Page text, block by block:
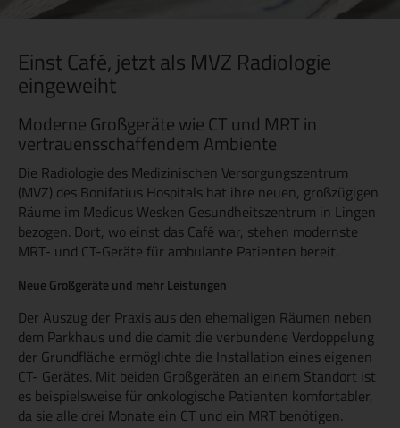
Einst Café, jetzt als MVZ Radiologie
eingeweiht
Moderne Großgeräte wie CT und MRT in
vertrauensschaffendem Ambiente
Die Radiologie des Medizinischen Versorgungszentrum
(MVZ) des Bonifatius Hospitals hat ihre neuen, großzügigen
Räume im Medicus Wesken Gesundheitszentrum in Lingen
bezogen. Dort, wo einst das Café war, stehen modernste
MRT- und CT-Geräte für ambulante Patienten bereit.
Neue Großgeräte und mehr Leistungen
Der Auszug der Praxis aus den ehemaligen Räumen neben
dem Parkhaus und die damit die verbundene Verdoppelung
der Grundfläche ermöglichte die Installation eines eigenen
CT- Gerätes. Mit beiden Großgeräten an einem Standort ist
es beispielsweise für onkologische Patienten komfortabler,
da sie alle drei Monate ein CT und ein MRT benötigen.